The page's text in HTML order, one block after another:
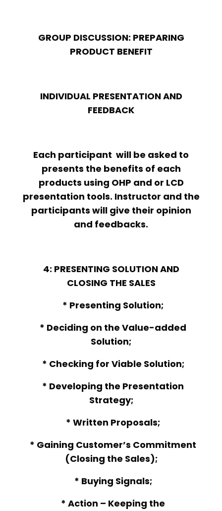
GROUP DISCUSSION: PREPARING
PRODUCT BENEFIT
INDIVIDUAL PRESENTATION AND
FEEDBACK
Each participant will be asked to
presents the benefits of each
products using OHP and or LCD
presentation tools. Instructor and the
participants will give their opinion
and feedbacks.
4: PRESENTING SOLUTION AND
CLOSING THE SALES
* Presenting Solution;
* Deciding on the Value-added
Solution;
* Checking for Viable Solution;
* Developing the Presentation
Strategy;
* Written Proposals;
* Gaining Customer’s Commitment
(Closing the Sales);
* Buying Signals;
* Action – Keeping the